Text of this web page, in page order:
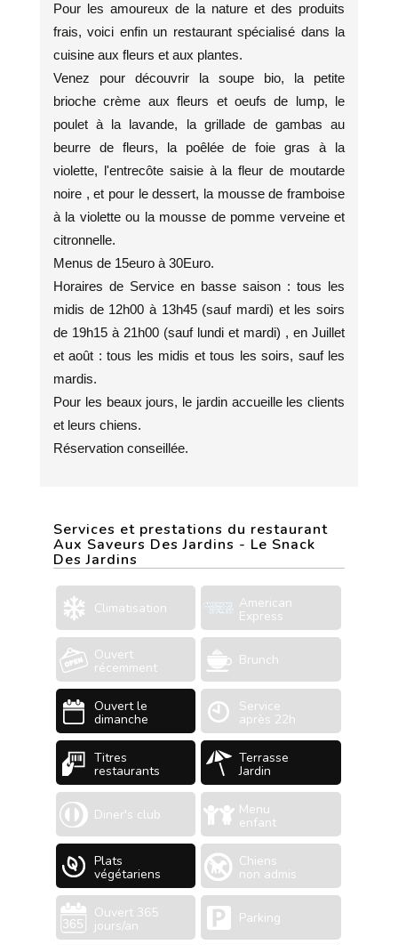
Pour les amoureux de la nature et des produits
frais, voici enfin un restaurant spécialisé dans la
cuisine aux fleurs et aux plantes.
Venez pour découvrir la soupe bio, la petite
brioche crème aux fleurs et oeufs de lump, le
poulet à la lavande, la grillade de gambas au
beurre de fleurs, la poêlée de foie gras à la
violette, l'entrecôte saisie à la fleur de moutarde
noire , et pour le dessert, la mousse de framboise
à la violette ou la mousse de pomme verveine et
citronnelle.
Menus de 15euro à 30Euro.
Horaires de Service en basse saison : tous les
midis de 12h00 à 13h45 (sauf mardi) et les soirs
de 19h15 à 21h00 (sauf lundi et mardi) , en Juillet
et août : tous les midis et tous les soirs, sauf les
mardis.
Pour les beaux jours, le jardin accueille les clients
et leurs chiens.
Réservation conseillée.
Services et prestations du restaurant
Aux Saveurs Des Jardins - Le Snack
Des Jardins
Climatisation American
Express
Ouvert
récemment Brunch
Ouvert le
dimanche
Service
après 22h
Titres
restaurants
Terrasse
Jardin
Diner's club Menu
enfant
Plats
végétariens
Chiens
non admis
Ouvert 365
jours/an Parking